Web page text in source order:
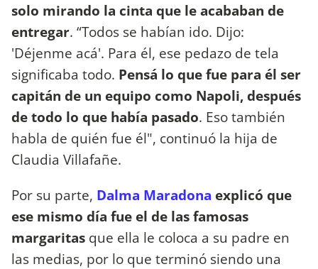
solo mirando la cinta que le acababan de
entregar. “Todos se habían ido. Dijo:
'Déjenme acá'. Para él, ese pedazo de tela
significaba todo. Pensá lo que fue para él ser
capitán de un equipo como Napoli, después
de todo lo que había pasado. Eso también
habla de quién fue él", continuó la hija de
Claudia Villafañe.
Por su parte, Dalma Maradona explicó que
ese mismo día fue el de las famosas
margaritas que ella le coloca a su padre en
las medias, por lo que terminó siendo una